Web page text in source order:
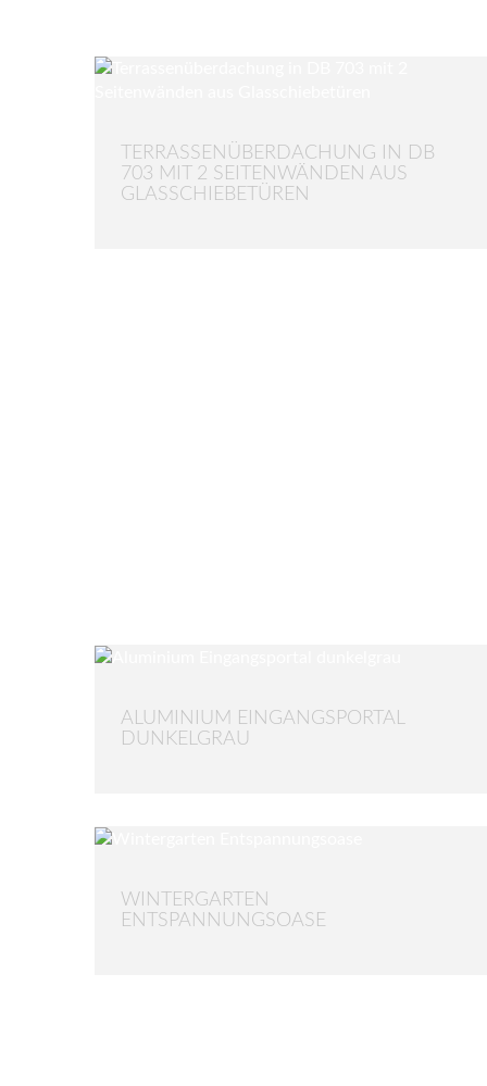
TERRASSENÜBERDACHUNG IN DB
703 MIT 2 SEITENWÄNDEN AUS
GLASSCHIEBETÜREN
ALUMINIUM EINGANGSPORTAL
DUNKELGRAU
WINTERGARTEN
ENTSPANNUNGSOASE